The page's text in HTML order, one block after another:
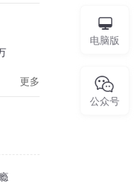
更多
电脑版
公众号